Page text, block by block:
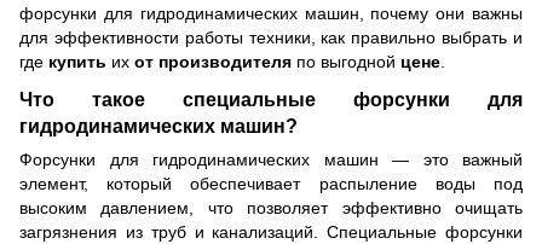
форсунки для гидродинамических машин, почему они важны
для эффективности работы техники, как правильно выбрать и
где купить их от производителя по выгодной цене
Что такое специальные форсунки для
гидродинамических машин?
Форсунки для гидродинамических машин — это важный
элемент, который обеспечивает распыление воды под
высоким давлением, что позволяет эффективно очищать
загрязнения из труб и канализаций. Специальные форсунки